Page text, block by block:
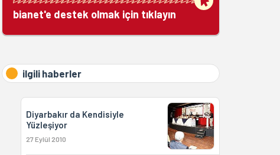
bianet'e destek olmak için tıklayın
ilgili haberler
Diyarbakır da Kendisiyle
Yüzleşiyor
27 Eylül 2010